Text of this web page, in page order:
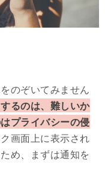
のぞいてみません
るのは、難しいか
プライバシーの侵
画面上に表示され
め、まずは通知を